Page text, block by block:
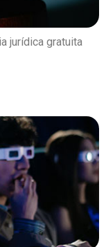
jurídica gratuita